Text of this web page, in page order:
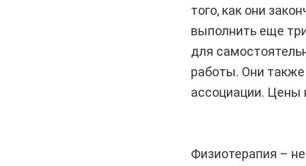
того, как они
выполнить еще
для
работы. Они
ассоциации. Цены
Физиотерапия –